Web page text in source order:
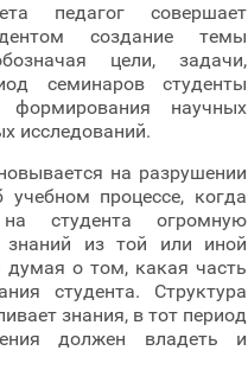
педагог совершает
создание темы
цели, задачи,
семинаров студенты
научных
исследований.
на разрушении
процессе, когда
на студента огромную
знаний из той или иной
о том, какая часть
студента. Структура
знания, в тот период
должен владеть и